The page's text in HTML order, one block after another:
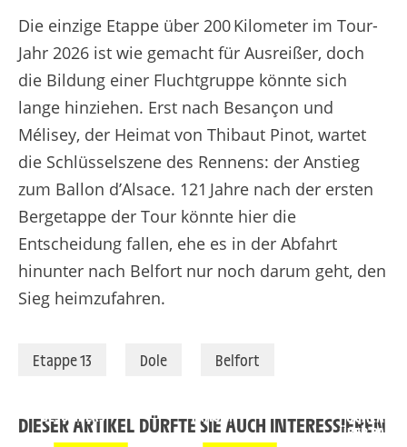
Die einzige Etappe über 200 Kilometer im Tour-
Jahr 2026 ist wie gemacht für Ausreißer, doch
die Bildung einer Fluchtgruppe könnte sich
lange hinziehen. Erst nach Besançon und
Mélisey, der Heimat von Thibaut Pinot, wartet
die Schlüsselszene des Rennens: der Anstieg
zum Ballon d’Alsace. 121 Jahre nach der ersten
Bergetappe der Tour könnte hier die
Entscheidung fallen, ehe es in der Abfahrt
hinunter nach Belfort nur noch darum geht, den
Sieg heimzufahren.
Etappe 13 Dole Belfort
DIESER ARTIKEL DÜRFTE SIE AUCH INTERESSIEREN
BESONDERS"
TRAUM"
POGACAR
ÜBER PARIS